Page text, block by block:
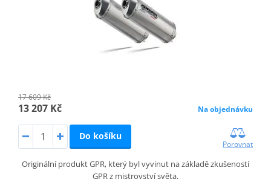
17 609 Kč
13 207 Kč Na objednávku
Do košíku
Porovnat
Originální produkt GPR, který byl vyvinut na základě zkušeností
GPR z mistrovství světa.